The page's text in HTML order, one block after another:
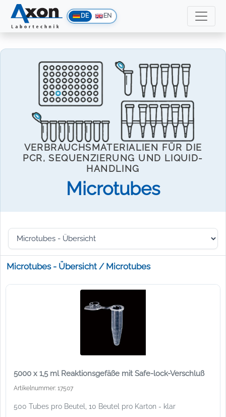
DE EN
VERBRAUCHSMATERIALIEN FÜR DIE
PCR, SEQUENZIERUNG UND LIQUID-
HANDLING
Microtubes
Microtubes - Übersicht / Microtubes
5000 x 1,5 ml Reaktionsgefäße mit Safe-lock-Verschluß
Artikelnummer: 17507
500 Tubes pro Beutel, 10 Beutel pro Karton - klar